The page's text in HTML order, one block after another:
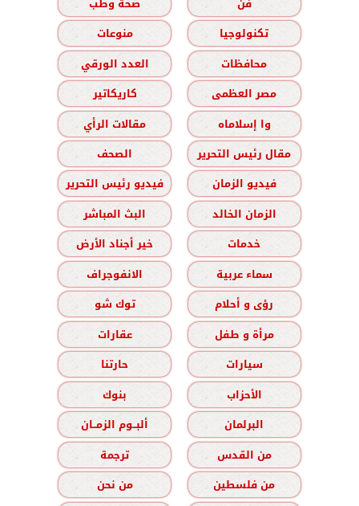
تكنولوجيا
منوعات
محافظات
العدد الورقي
مصر العظمى
كاريكاتير
وا إسلاماه
مقالات الرأي
مقال رئيس التحرير
الصحف
فيديو الزمان
فيديو رئيس التحرير
الزمان الخالد
البث المباشر
خدمات
خير أجناد الأرض
سماء عربية
الانفوجراف
رؤى و أحلام
توك شو
مرأة و طفل
عقارات
سيارات
حارتنا
الأحزاب
بنوك
البرلمان
ألبــوم الزمــان
من القدس
ترجمة
من فلسطين
من نحن